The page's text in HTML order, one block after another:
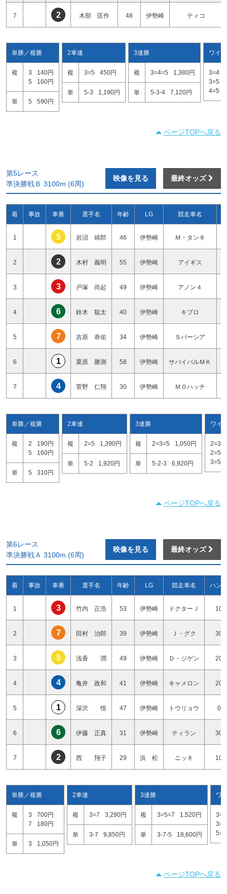
7 2 木部 匡作 48 伊勢崎 ティコ
単勝／複勝
複 3
140円
5
160円
単 5 590円
2車連
複 3=5 450円
単 5-3 1,190円
3連勝
複 3=4=5 1,380円
単 5-3-4 7,120円
ワイド
3=4
3=5
4=5
ページTOPへ戻る
第5レース
準決勝戦Ｂ 3100m (6周)
映像を見る 最終オッズ
着 事故 車番 選手名 年齢 LG 競走車名
1 5 岩沼 靖郎 46 伊勢崎 Ｍ・タンキ
2 2 木村 義明 55 伊勢崎 アイギス
3 3 戸塚 尚起 49 伊勢崎 アノン４
4 6 鈴木 聡太 40 伊勢崎 キブロ
5 7 吉原 恭佑 34 伊勢崎 Ｓバーシア
6 1 栗原 勝測 58 伊勢崎 サバイバルＭＫ
7 4 菅野 仁翔 30 伊勢崎 ＭＯハッチ
単勝／複勝
複 2
190円
5
160円
単 5 310円
2車連
複 2=5 1,390円
単 5-2 1,920円
3連勝
複 2=3=5 1,050円
単 5-2-3 6,920円
ワイ
2=3
2=5
3=5
ページTOPへ戻る
第6レース
準決勝戦Ａ 3100m (6周)
映像を見る 最終オッズ
着 事故 車番 選手名 年齢 LG 競走車名 ハン
1 3 竹内 正浩 53 伊勢崎 ドクターＪ 10
2 7 田村 治郎 39 伊勢崎 Ｊ・グク 30
3 5 浅香 潤 49 伊勢崎 Ｄ・ジゲン 20
4 4 亀井 政和 41 伊勢崎 キャメロン 20
5 1 深沢 悟 47 伊勢崎 トウリョウ 0
6 6 伊藤 正真 31 伊勢崎 ティラン 30
7 2 西 翔子 29 浜 松 ニッキ 10
単勝／複勝
複 3
700円
7
180円
単 3 1,050円
2車連
複 3=7 3,290円
単 3-7 9,850円
3連勝
複 3=5=7 1,520円
単 3-7-5 18,600円
ワ
3=5
3=7
5=7
ページTOPへ戻る